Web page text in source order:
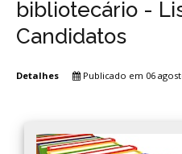
Agrupamento
Notícias
bibliotecário -
Candidatos
Detalhes Publicado em 06